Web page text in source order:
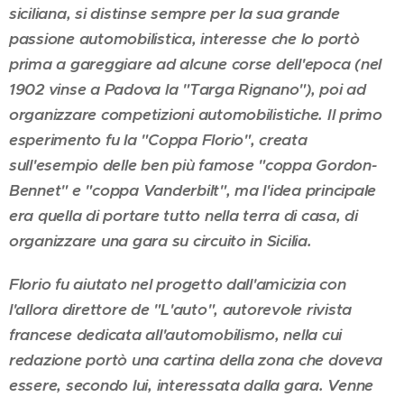
siciliana, si distinse sempre per la sua grande
passione automobilistica, interesse che lo portò
prima a gareggiare ad alcune corse dell'epoca (nel
1902 vinse a Padova la "Targa Rignano"), poi ad
organizzare competizioni automobilistiche. Il primo
esperimento fu la "Coppa Florio", creata
sull'esempio delle ben più famose "coppa Gordon-
Bennet" e "coppa Vanderbilt", ma l'idea principale
era quella di portare tutto nella terra di casa, di
organizzare una gara su circuito in Sicilia.
Florio fu aiutato nel progetto dall'amicizia con
l'allora direttore de "L'auto", autorevole rivista
francese dedicata all'automobilismo, nella cui
redazione portò una cartina della zona che doveva
essere, secondo lui, interessata dalla gara. Venne